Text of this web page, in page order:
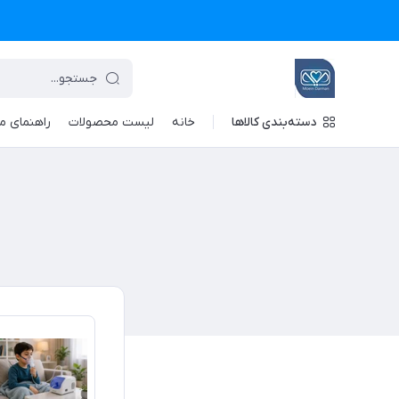
دسته‌بندی کالاها خانه لیست محصولات راهنمای